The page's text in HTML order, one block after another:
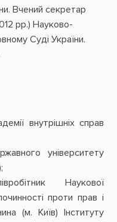
Вчений секретар
рр.) Науково-
Суді України.
внутрішніх справ
університету
Наукової
проти прав і
(м. Київ) Інституту